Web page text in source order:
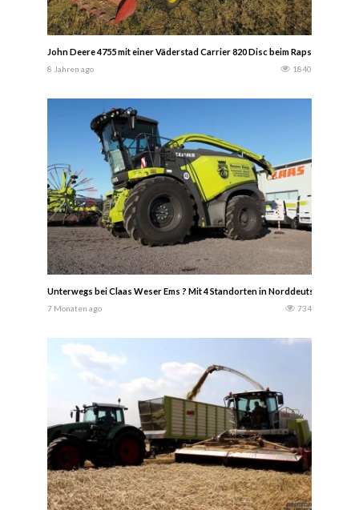
John Deere 4755 mit einer Väderstad Carrier 820 Disc beim
8 Jahren ago 1840
Unterwegs bei Claas Weser Ems ? Mit 4 Standorten in Norddeutschland
7 Monaten ago 734